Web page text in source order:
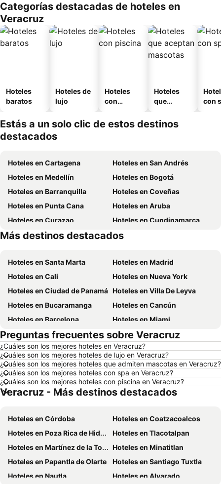
Categorías destacadas de hoteles en
Veracruz
Hoteles
baratos
Hoteles de
lujo
Hoteles
con
Hoteles
que
mascotas
con
Estás a un solo clic de estos destinos
destacados
Hoteles en Cartagena
Hoteles en San Andrés
Hoteles en Medellín
Hoteles en Bogotá
Hoteles en Barranquilla
Hoteles en Coveñas
Hoteles en Punta Cana
Hoteles en Aruba
Hoteles en Curazao
Hoteles en Cundinamarca
Hoteles en San Andrés, Providencia and Santa Catalina
Hoteles en Panamá
Más destinos destacados
Hoteles en Santa Marta
Hoteles en Madrid
Hoteles en Cali
Hoteles en Nueva York
Hoteles en Ciudad de Panamá Hoteles en Villa De Leyva
Hoteles en Bucaramanga
Hoteles en Cancún
Hoteles en Barcelona
Hoteles en Miami
Hoteles en Melgar
Hoteles en París
Hoteles en Ciudad de México
Hoteles en Villavicencio
Hoteles en Roma
Hoteles en Orlando
Hoteles en Villeta
Hoteles en Girardot
Hoteles en Pereira
Hoteles en República Dominicana
Hoteles en Jamaica
Hoteles en Colombia
Hoteles en Eje Cafetero
Hoteles en La Guajira
Hoteles en Islandia
Hoteles en Quindío
Hoteles en Risaralda
Hoteles en Isla Margarita
Hoteles en Fuerteventura
Hoteles en Chamonix Mont-Blanc
Preguntas frecuentes sobre Veracruz
¿Cuáles son los mejores hoteles en Veracruz?
¿Cuáles son los mejores hoteles de lujo en Veracruz?
¿Cuáles son los mejores hoteles que admiten mascotas en Veracruz?
¿Cuáles son los mejores hoteles con spa en Veracruz?
¿Cuáles son los mejores hoteles con piscina en Veracruz?
Veracruz - Más destinos destacados
Hoteles en Córdoba
Hoteles en Coatzacoalcos
Hoteles en Poza Rica de Hidalgo
Hoteles en Tlacotalpan
Hoteles en Martínez de la Torre
Hoteles en Minatitlan
Hoteles en Papantla de Olarte
Hoteles en Santiago Tuxtla
Hoteles en Nautla
Hoteles en Alvarado